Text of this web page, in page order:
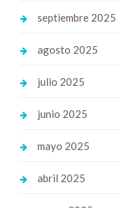
septiembre 2025
agosto 2025
julio 2025
junio 2025
mayo 2025
abril 2025